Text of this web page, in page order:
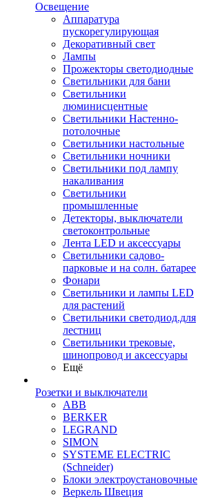
Освещение
Аппаратура
пускорегулирующая
Декоративный свет
Лампы
Прожекторы светодиодные
Светильники для бани
Светильники
люминисцентные
Светильники Настенно-
потолочные
Светильники настольные
Светильники ночники
Светильники под лампу
накаливания
Светильники
промышленные
Детекторы, выключатели
светоконтрольные
Лента LED и аксессуары
Светильники садово-
парковые и на солн. батарее
Фонари
Светильники и лампы LED
для растений
Светильники светодиод.для
лестниц
Светильники трековые,
шинопровод и аксессуары
Ещё
Розетки и выключатели
ABB
BERKER
LEGRAND
SIMON
SYSTEME ELECTRIC
(Schneider)
Блоки электроустановочные
Веркель Швеция